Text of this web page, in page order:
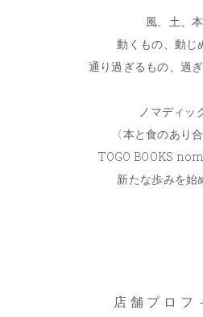
風、土、本
動くもの、動じ
通り過ぎるもの、過ぎ
ノマディッ
〈本と食のあり
TOGO BOOKS
新たな歩みを始
店舗プロフ